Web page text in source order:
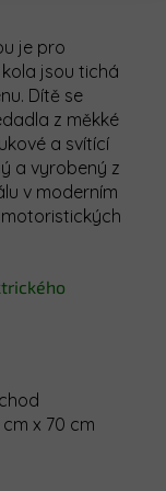
je pro
jsou tichá
Dítě se
z měkké
a svítící
a vyrobený z
v moderním
x 70 cm